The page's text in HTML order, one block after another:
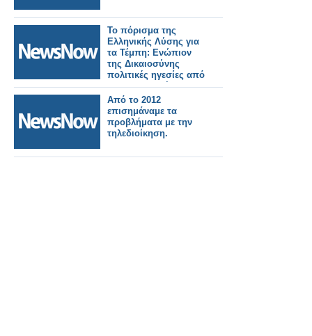
Το πόρισμα της
Ελληνικής Λύσης για
τα Τέμπη: Ενώπιον
της Δικαιοσύνης
πολιτικές ηγεσίες από
το 2012, στελέχη των
σιδηροδρομικών
εταιρειών και
εργολάβοι
Από το 2012
επισημάναμε τα
προβλήματα με την
τηλεδιοίκηση.